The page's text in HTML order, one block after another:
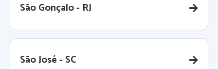
São Gonçalo - RJ
São José - SC